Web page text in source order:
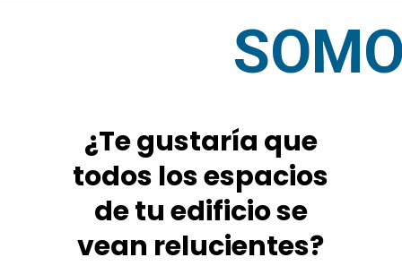
¿Te gustaría que
todos los espacios
de tu edificio se
vean relucientes?